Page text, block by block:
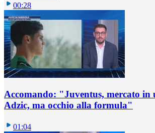
00:28
Accomando: "Juventus, mercato in
Adzic, ma occhio alla formula"
01:04